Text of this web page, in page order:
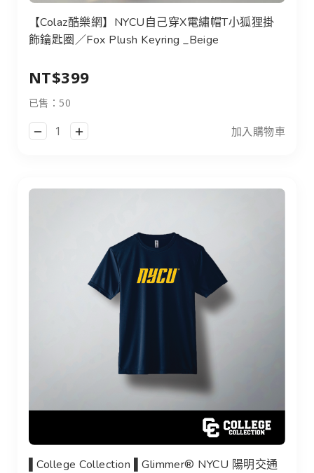
【Colaz酷樂網】NYCU自己穿X電繡帽T小狐狸掛飾
【Colaz酷樂網】NYCU自己穿X電繡帽T小狐狸掛
飾鑰匙圈／Fox Plush Keyring _Beige
NT$399
已售：50
加入購物車
▌College Collection ▌Glimmer® NYCU 陽明交通大
▌College Collection ▌Glimmer® NYCU 陽明交通